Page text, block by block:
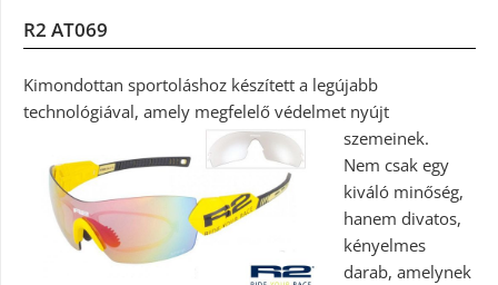
R2 AT069
Kimondottan sportoláshoz készített a legújabb
technológiával, amely megfelelő védelmet nyújt
szemeinek.
Nem csak egy
kiváló minőség,
hanem divatos,
kényelmes
darab, amelynek